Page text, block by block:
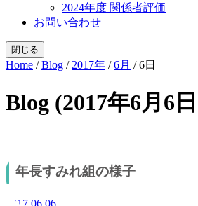
2024年度 関係者評価
お問い合わせ
閉じる
Home /Blog / 2017年 /6月 /6日
Blog (2017年6月6
年長すみれ組の様子
2017.06.06